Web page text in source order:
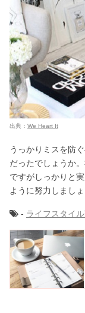
出典： We Heart It
うっかりミスを防
だったでしょうか
ですがしっかりと
ように努力しましょ
- ライフスタイル